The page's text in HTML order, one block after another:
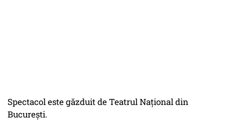
Spectacol este găzduit de Teatrul Național din
București.